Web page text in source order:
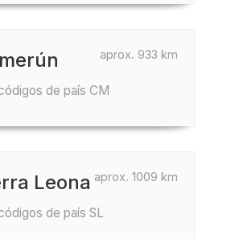
aprox. 933 km
de país CM
aprox. 1009 km
Leona
de país SL